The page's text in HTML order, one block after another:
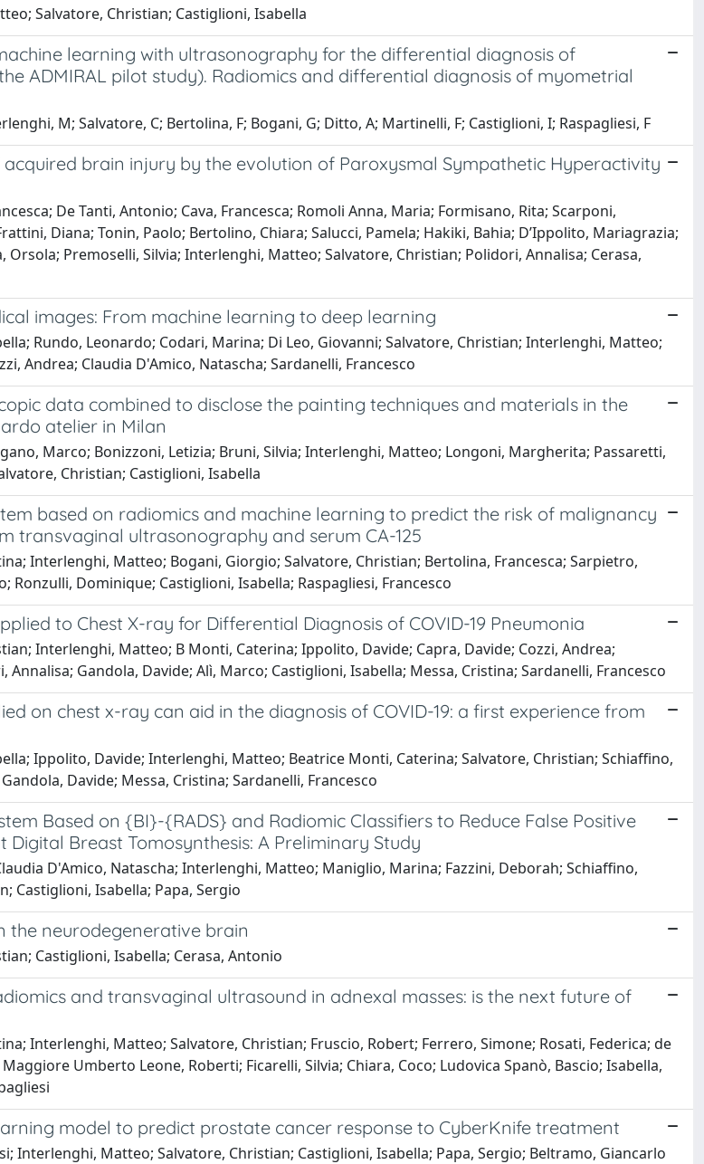
Salvatore, Christian; Castiglioni, Isabella
learning with ultrasonography for the differential diagnosis of
ADMIRAL pilot study). Radiomics and differential diagnosis of myometrial
M; Salvatore, C; Bertolina, F; Bogani, G; Ditto, A; Martinelli, F; Castiglioni, I; Raspagliesi, F
brain injury by the evolution of Paroxysmal Sympathetic Hyperactivity
De Tanti, Antonio; Cava, Francesca; Romoli Anna, Maria; Formisano, Rita; Scarponi,
Diana; Tonin, Paolo; Bertolino, Chiara; Salucci, Pamela; Hakiki, Bahia; D’Ippolito, Mariagrazia;
Premoselli, Silvia; Interlenghi, Matteo; Salvatore, Christian; Polidori, Annalisa; Cerasa,
images: From machine learning to deep learning
Rundo, Leonardo; Codari, Marina; Di Leo, Giovanni; Salvatore, Christian; Interlenghi, Matteo;
Andrea; Claudia D'Amico, Natascha; Sardanelli, Francesco
data combined to disclose the painting techniques and materials in the
atelier in Milan
Marco; Bonizzoni, Letizia; Bruni, Silvia; Interlenghi, Matteo; Longoni, Margherita; Passaretti,
Christian; Castiglioni, Isabella
based on radiomics and machine learning to predict the risk of malignancy
transvaginal ultrasonography and serum CA-125
Interlenghi, Matteo; Bogani, Giorgio; Salvatore, Christian; Bertolina, Francesca; Sarpietro,
Ronzulli, Dominique; Castiglioni, Isabella; Raspagliesi, Francesco
to Chest X-ray for Differential Diagnosis of COVID-19 Pneumonia
Interlenghi, Matteo; B Monti, Caterina; Ippolito, Davide; Capra, Davide; Cozzi, Andrea;
Annalisa; Gandola, Davide; Alì, Marco; Castiglioni, Isabella; Messa, Cristina; Sardanelli, Francesco
on chest x-ray can aid in the diagnosis of COVID-19: a first experience from
Ippolito, Davide; Interlenghi, Matteo; Beatrice Monti, Caterina; Salvatore, Christian; Schiaffino,
Davide; Messa, Cristina; Sardanelli, Francesco
Based on {BI}-{RADS} and Radiomic Classifiers to Reduce False Positive
Digital Breast Tomosynthesis: A Preliminary Study
D'Amico, Natascha; Interlenghi, Matteo; Maniglio, Marina; Fazzini, Deborah; Schiaffino,
Castiglioni, Isabella; Papa, Sergio
the neurodegenerative brain
Castiglioni, Isabella; Cerasa, Antonio
and transvaginal ultrasound in adnexal masses: is the next future of
Interlenghi, Matteo; Salvatore, Christian; Fruscio, Robert; Ferrero, Simone; Rosati, Federica; de
Umberto Leone, Roberti; Ficarelli, Silvia; Chiara, Coco; Ludovica Spanò, Bascio; Isabella,
model to predict prostate cancer response to CyberKnife treatment
Interlenghi, Matteo; Salvatore, Christian; Castiglioni, Isabella; Papa, Sergio; Beltramo, Giancarlo